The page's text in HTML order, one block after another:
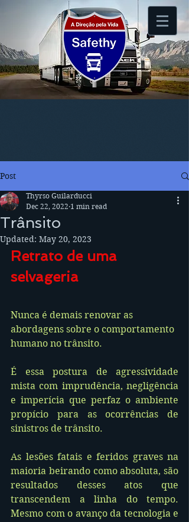
Post
Trânsito
Thyrso Guilarducci
Dec 22, 2022 1 min read
Updated: May 20, 2023
Retrato de uma
selvageria
Nunca é demais renovar as
abordagens sobre o comportamento
humano no trânsito.
É essa postura de agressividade
mista com imprudência, negligência
e imperícia que perfaz o ambiente
propício para as ocorrências de
sinistros de trânsito.
As lesões fatais e feridos graves na
maioria beirando como absoluta, são
resultados desses atos que
transcendem a linha do tempo.
Mesmo com o avanço da tecnologia e